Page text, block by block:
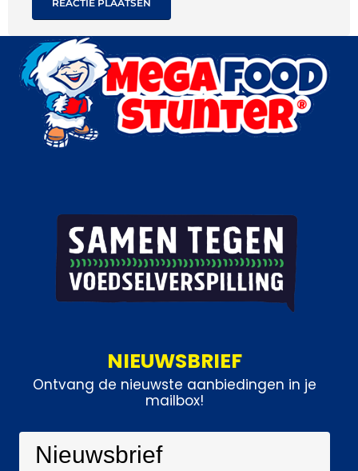
NIEUWSBRIEF
Ontvang de nieuwste aanbiedingen in je
mailbox!
Nieuwsbrief